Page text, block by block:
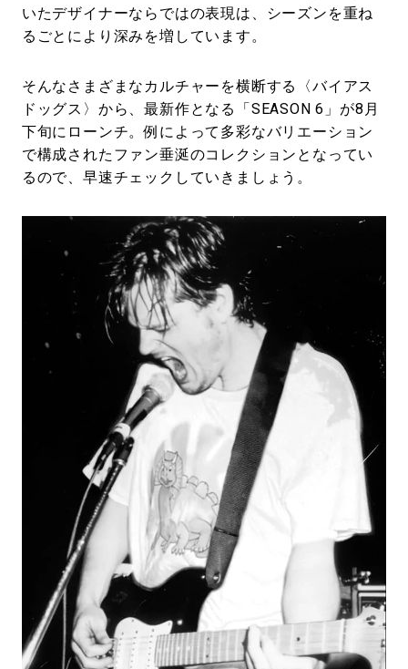
いたデザイナーならではの表現は、シーズンを重ね
るごとにより深みを増しています。
そんなさまざまなカルチャーを横断する〈バイアス
ドッグス〉から、最新作となる「SEASON 6」が8月
下旬にローンチ。例によって多彩なバリエーション
で構成されたファン垂涎のコレクションとなってい
るので、早速チェックしていきましょう。